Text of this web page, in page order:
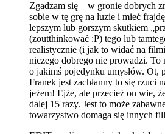
Zgadzam się – w gronie dobrych
sobie w tę grę na luzie i mieć
lepszym lub gorszym skutkiem
(zoutthinkować :P) tego lub
realistycznie (i jak to widać na
niczego dobrego nie prowadzi.
o jakimś pojedynku umysłów. Ot,
Franek jest zachłanny to się rzuci
jeżem! Ejże, ale przecież on wie,
dalej 15 razy. Jest to może
towarzystwo domaga się innych